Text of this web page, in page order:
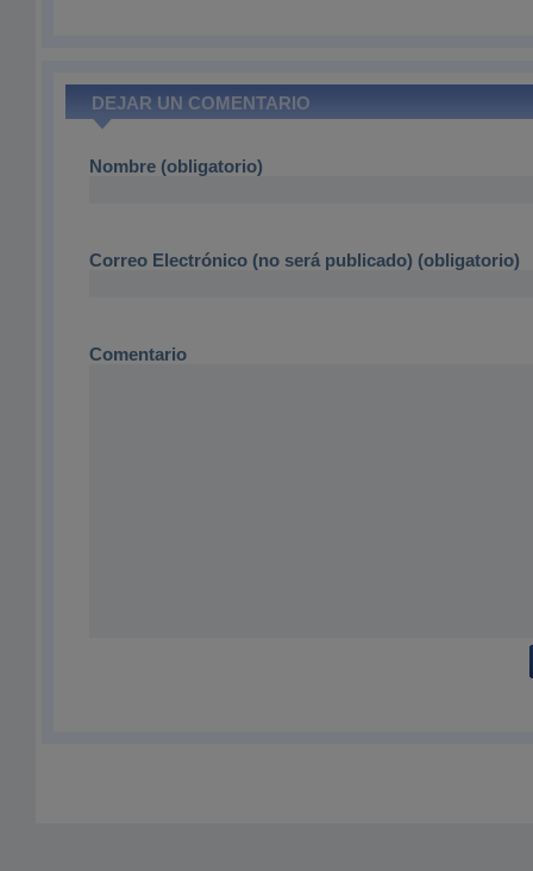
DEJAR UN COMENTARIO
Nombre (obligatorio)
Correo Electrónico (no será publicado) (obligatorio)
Comentario